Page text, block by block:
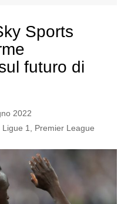
Sports
futuro di
2022
Ligue 1 Premier League